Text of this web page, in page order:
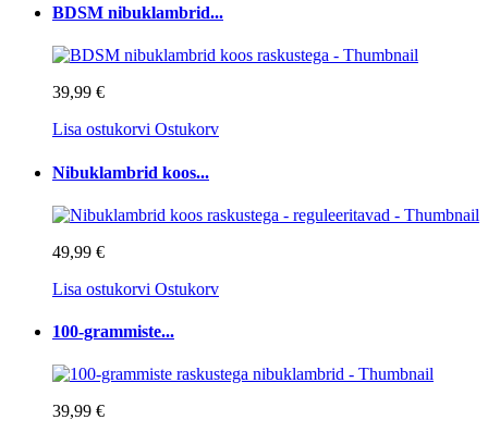
BDSM nibuklambrid...
39,99 €
Lisa ostukorvi Ostukorv
Nibuklambrid koos...
49,99 €
Lisa ostukorvi Ostukorv
100-grammiste...
39,99 €